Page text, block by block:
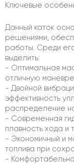
Ключевые
Данный каток
решениями,
работы. Среди
выделить:
- Оптимальная
отличную
- Двойной
эффективность
распределение
- Современная
плавность хода и
- Экономичный и
топлива при
-